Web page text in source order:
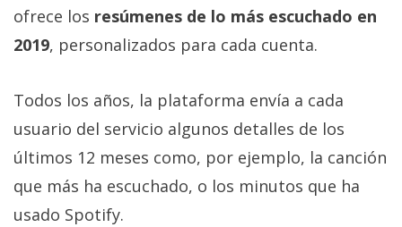
+
temas
Sorteos
Foros
ofrece los resúmenes de lo más escuchado en
2019, personalizados para cada cuenta.
Todos los años, la plataforma envía a cada
usuario del servicio algunos detalles de los
últimos 12 meses como, por ejemplo, la canción
que más ha escuchado, o los minutos que ha
usado Spotify.